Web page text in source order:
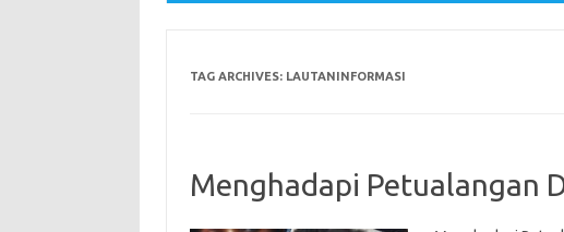
TAG ARCHIVES: LAUTANINFORMASI
Menghadapi Petualangan